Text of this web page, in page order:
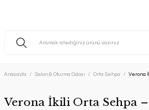
Anasayfa Salon & Oturma Odası Orta Sehpa Verona
Verona İkili Orta Sehpa